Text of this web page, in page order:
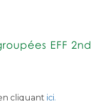
EFF 2nd
cliquant ici.